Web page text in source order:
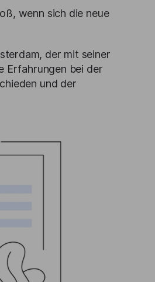
wenn sich die neue
der mit seiner
Erfahrungen bei der
und der